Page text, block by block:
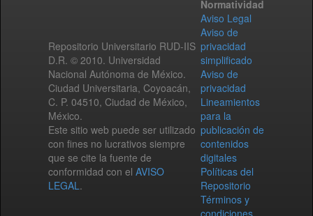
Repositorio Universitario RUD-IIS
D.R. © 2010. Universidad
Nacional Autónoma de México.
Ciudad Universitaria, Coyoacán,
C. P. 04510, Ciudad de México,
México.
Este sitio web puede ser utilizado
con fines no lucrativos siempre
que se cite la fuente de
conformidad con el AVISO
LEGAL.
Normatividad
Aviso Legal
Aviso de
privacidad
simplificado
Aviso de
privacidad
Lineamientos
para la
publicación de
contenidos
digitales
Políticas del
Repositorio
Términos y
condiciones